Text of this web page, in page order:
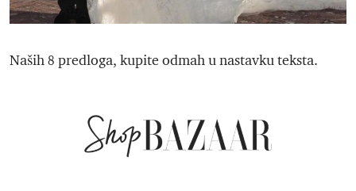
Naših 8 predloga, kupite odmah u nastavku teksta.